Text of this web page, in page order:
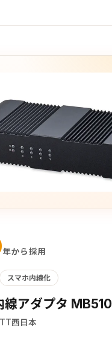
年から採用
スマホ内線化
線アダプタ MB510
西日本